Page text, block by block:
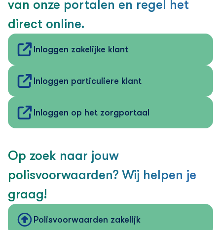
van onze portalen en regel het
direct online.
Inloggen zakelijke klant
Inloggen particuliere klant
Inloggen op het zorgportaal
Op zoek naar jouw
polisvoorwaarden? Wij helpen je
graag!
Polisvoorwaarden zakelijk